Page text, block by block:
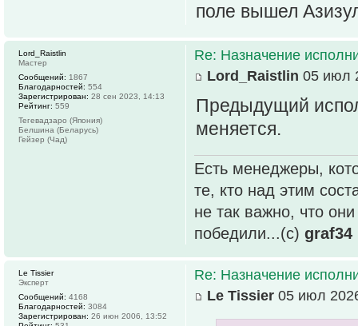
поле вышел
Re: Назначение
Lord_Raistlin 05 июл
Предыдущий
меняется.
Есть менеджеры,
те, кто над этим
не так важно, что
победили...(с) graf34
Lord_Raistlin
Мастер
Сообщений: 1867
Благодарностей: 554
Зарегистрирован: 28 сен 2023, 14:13
Рейтинг: 559
Тегевадзаро (Япония)
Белшина (Беларусь)
Гейзер (Чад)
Re: Назначение
Le Tissier 05 июл
Le Tissier
Эксперт
Сообщений: 4168
Благодарностей: 3084
Зарегистрирован: 26 июн 2006, 13:52